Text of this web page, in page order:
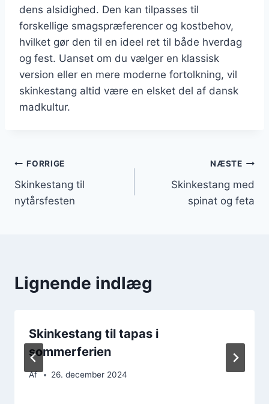
dens alsidighed. Den kan tilpasses til
forskellige smagspræferencer og kostbehov,
hvilket gør den til en ideel ret til både hverdag
og fest. Uanset om du vælger en klassisk
version eller en mere moderne fortolkning, vil
skinkestang altid være en elsket del af dansk
madkultur.
Indlægsnavigation
FORRIGE
Skinkestang til
nytårsfesten
NÆSTE
Skinkestang med
spinat og feta
Lignende indlæg
Skinkestang til tapas i
sommerferien
Af 26. december 2024